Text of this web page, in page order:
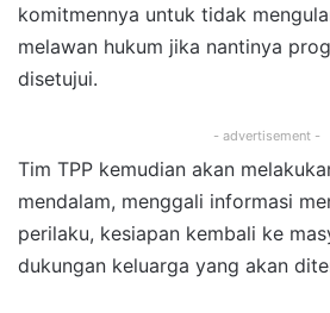
komitmennya untuk tidak
melawan hukum jika nantinya
disetujui.
- advertisement -
Tim TPP kemudian akan
mendalam, menggali informasi
perilaku, kesiapan kembali ke
dukungan keluarga yang akan